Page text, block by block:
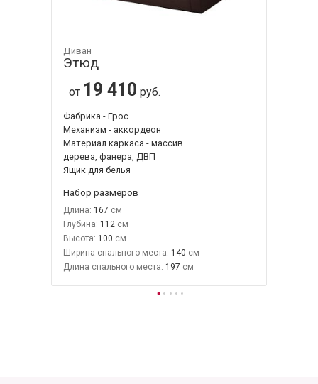
Диван
Этюд
от 19 410 руб.
Фабрика - Грос
Механизм - аккордеон
Материал каркаса - массив
дерева, фанера, ДВП
Ящик для белья
Набор размеров
Длина: 167
Глубина: 112
Высота: 100
Ширина спального места: 140
Длина спального места: 197